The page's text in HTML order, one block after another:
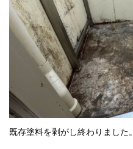
既存塗料を剥がし終わりました。